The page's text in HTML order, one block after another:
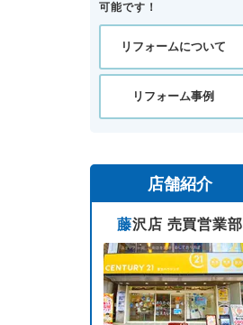
可能です！
リフォームについて
リフォーム事例
店舗紹介
藤沢店 売買営業部